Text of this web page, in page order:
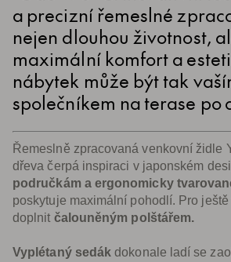
a precizní řemeslné
nejen dlouhou životnost,
maximální komfort a
nábytek může být tak
společníkem na terase po
Řemeslně zpracovaná venkovní židle
dřeva čerpá inspiraci v japonském
područkám a ergonomicky
poskytuje maximální pohodlí. Pro
doplnit čalouněným polštářem.
Vyplétaný sedák dokonale ladí se